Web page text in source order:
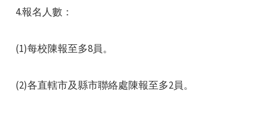
4.報名人數：
(1)每校陳報至多8員。
(2)各直轄市及縣市聯絡處陳報至多2員。